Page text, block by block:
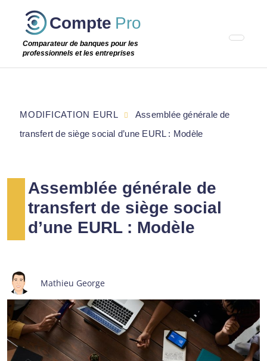
Passer
étape
Compte Pro
Comparateur de banques pour les
professionnels et les entreprises
Assemblée générale de
transfert de siège social
d’une EURL : Modèle
Mathieu George
MODIFICATION EURL
Assemblée générale de
transfert de siège social d’une EURL : Modèle